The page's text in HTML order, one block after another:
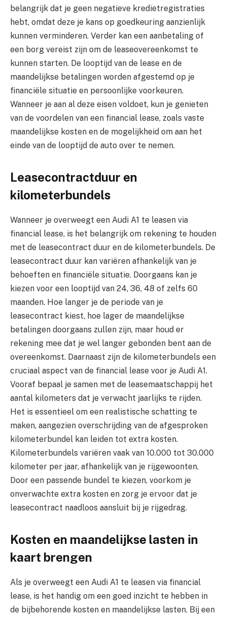
belangrijk dat je geen negatieve kredietregistraties
hebt, omdat deze je kans op goedkeuring aanzienlijk
kunnen verminderen. Verder kan een aanbetaling of
een borg vereist zijn om de leaseovereenkomst te
kunnen starten. De looptijd van de lease en de
maandelijkse betalingen worden afgestemd op je
financiële situatie en persoonlijke voorkeuren.
Wanneer je aan al deze eisen voldoet, kun je genieten
van de voordelen van een financial lease, zoals vaste
maandelijkse kosten en de mogelijkheid om aan het
einde van de looptijd de auto over te nemen.
Leasecontractduur en
kilometerbundels
Wanneer je overweegt een Audi A1 te leasen via
financial lease, is het belangrijk om rekening te houden
met de leasecontract duur en de kilometerbundels. De
leasecontract duur kan variëren afhankelijk van je
behoeften en financiële situatie. Doorgaans kan je
kiezen voor een looptijd van 24, 36, 48 of zelfs 60
maanden. Hoe langer je de periode van je
leasecontract kiest, hoe lager de maandelijkse
betalingen doorgaans zullen zijn, maar houd er
rekening mee dat je wel langer gebonden bent aan de
overeenkomst. Daarnaast zijn de kilometerbundels een
cruciaal aspect van de financial lease voor je Audi A1.
Vooraf bepaal je samen met de leasemaatschappij het
aantal kilometers dat je verwacht jaarlijks te rijden.
Het is essentieel om een realistische schatting te
maken, aangezien overschrijding van de afgesproken
kilometerbundel kan leiden tot extra kosten.
Kilometerbundels variëren vaak van 10.000 tot 30.000
kilometer per jaar, afhankelijk van je rijgewoonten.
Door een passende bundel te kiezen, voorkom je
onverwachte extra kosten en zorg je ervoor dat je
leasecontract naadloos aansluit bij je rijgedrag.
Kosten en maandelijkse lasten in
kaart brengen
Als je overweegt een Audi A1 te leasen via financial
lease, is het handig om een goed inzicht te hebben in
de bijbehorende kosten en maandelijkse lasten. Bij een